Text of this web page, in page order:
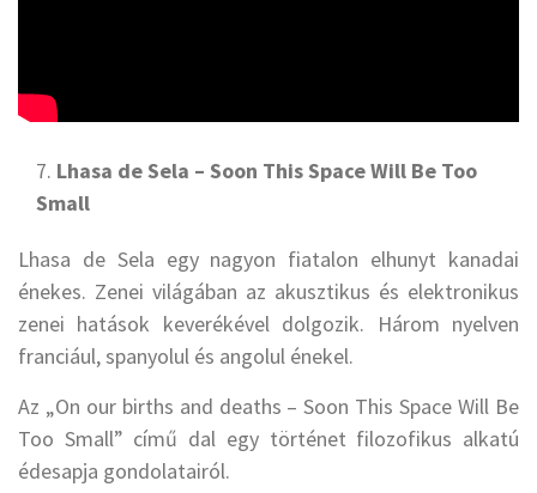
Lhasa de Sela – Soon This Space Will Be Too
Small
Lhasa de Sela egy nagyon fiatalon elhunyt kanadai
énekes. Zenei világában az akusztikus és elektronikus
zenei hatások keverékével dolgozik. Három nyelven
franciául, spanyolul és angolul énekel.
Az „On our births and deaths – Soon This Space Will Be
Too Small” című dal egy történet filozofikus alkatú
édesapja gondolatairól.